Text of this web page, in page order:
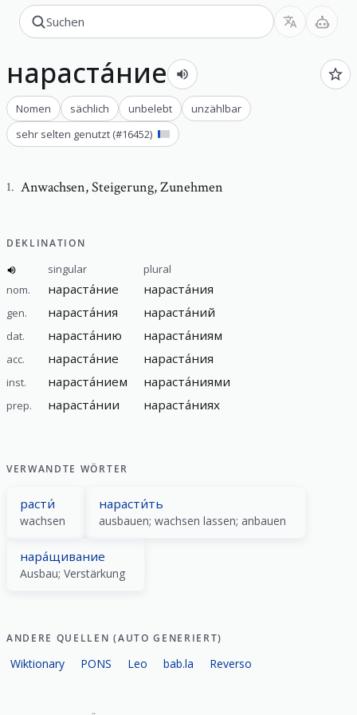
нараста́ние
Nomen sächlich unbelebt
unzählbar
sehr selten genutzt (#16452)
1. Anwachsen,Steigerung, Zunehmen
DEKLINATION
singular
plural
nom.
нараста́ние нараста́ния
gen. нараста́ния нараста́ний
dat. нараста́нию нараста́ниям
acc. нараста́ние нараста́ния
inst. нараста́нием нараста́ниями
prep. нараста́нии нараста́ниях
VERWANDTE WÖRTER
расти́
wachsen
нарасти́ть
ausbauen; wachsen lassen; anbauen
нара́щивание
Ausbau; Verstärkung
ANDERE QUELLEN (AUTO GENERIERT)
Wiktionary PONS Leo bab.la Reverso